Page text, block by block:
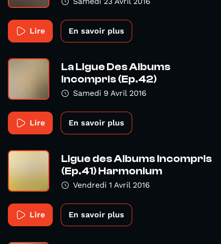
Lire En savoir plus
La Ligue Des Albums
Incompris (Ep.42)
Samedi 9 Avril 2016
Lire En savoir plus
Ligue des Albums Incompris
(Ep.41) Harmonium
Vendredi 1 Avril 2016
Lire En savoir plus